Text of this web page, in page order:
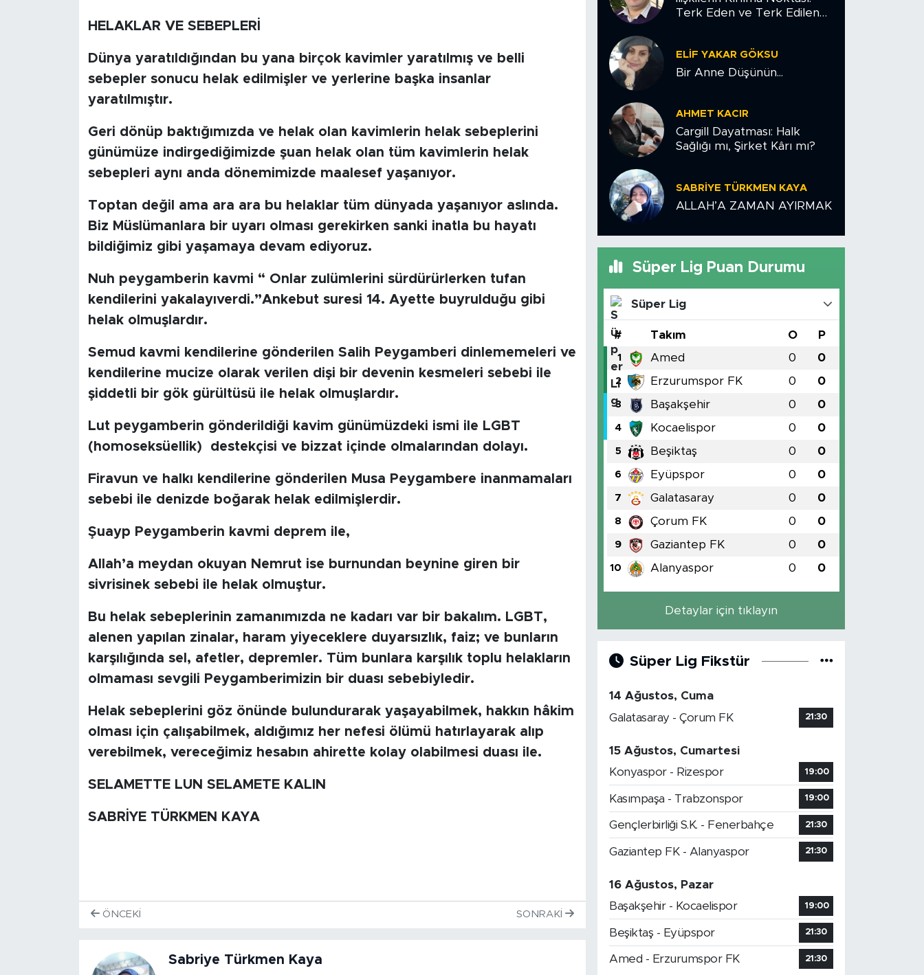
HELAKLAR VE SEBEPLERİ
Dünya yaratıldığından bu yana birçok kavimler yaratılmış ve belli
sebepler sonucu helak edilmişler ve yerlerine başka insanlar
yaratılmıştır.
Geri dönüp baktığımızda ve helak olan kavimlerin helak sebeplerini
günümüze indirgediğimizde şuan helak olan tüm kavimlerin helak
sebepleri aynı anda dönemimizde maalesef yaşanıyor.
Toptan değil ama ara ara bu helaklar tüm dünyada yaşanıyor aslında.
Biz Müslümanlara bir uyarı olması gerekirken sanki inatla bu hayatı
bildiğimiz gibi yaşamaya devam ediyoruz.
Nuh peygamberin kavmi “ Onlar zulümlerini sürdürürlerken tufan
kendilerini yakalayıverdi.”Ankebut suresi 14. Ayette buyrulduğu gibi
helak olmuşlardır.
Semud kavmi kendilerine gönderilen Salih Peygamberi dinlememeleri ve
kendilerine mucize olarak verilen dişi bir devenin kesmeleri sebebi ile
şiddetli bir gök gürültüsü ile helak olmuşlardır.
Lut peygamberin gönderildiği kavim günümüzdeki ismi ile LGBT
(homoseksüellik) destekçisi ve bizzat içinde olmalarından dolayı.
Firavun ve halkı kendilerine gönderilen Musa Peygambere inanmamaları
sebebi ile denizde boğarak helak edilmişlerdir.
Şuayp Peygamberin kavmi deprem ile,
Allah’a meydan okuyan Nemrut ise burnundan beynine giren bir
sivrisinek sebebi ile helak olmuştur.
Bu helak sebeplerinin zamanımızda ne kadarı var bir bakalım. LGBT,
alenen yapılan zinalar, haram yiyeceklere duyarsızlık, faiz; ve bunların
karşılığında sel, afetler, depremler. Tüm bunlara karşılık toplu helakların
olmaması sevgili Peygamberimizin bir duası sebebiyledir.
Helak sebeplerini göz önünde bulundurarak yaşayabilmek, hakkın hâkim
olması için çalışabilmek, aldığımız her nefesi ölümü hatırlayarak alıp
verebilmek, vereceğimiz hesabın ahirette kolay olabilmesi duası ile.
SELAMETTE LUN SELAMETE KALIN
SABRİYE TÜRKMEN KAYA
ÖNCEKI SONRAKI
Sabriye Türkmen Kaya
Terk Eden ve Terk Edilen
ELIF YAKAR GÖKSU
Bir Anne Düşünün...
AHMET KACIR
Cargill Dayatması: Halk
Sağlığı mı, Şirket Kârı mı?
SABRIYE TÜRKMEN KAYA
ALLAH’A ZAMAN AYIRMAK
Süper Lig Puan Durumu
Süper Lig
# Takım O P
1 Amed 0 0
2 Erzurumspor FK 0 0
3 Başakşehir 0 0
4 Kocaelispor 0 0
5 Beşiktaş 0 0
6 Eyüpspor 0 0
7 Galatasaray 0 0
8 Çorum FK 0 0
9 Gaziantep FK 0 0
10 Alanyaspor 0 0
Detaylar için tıklayın
Süper Lig Fikstür
14 Ağustos, Cuma
Galatasaray - Çorum FK
21:30
15 Ağustos, Cumartesi
Konyaspor - Rizespor
19:00
Kasımpaşa - Trabzonspor 19:00
Gençlerbirliği S.K. - Fenerbahçe 21:30
Gaziantep FK - Alanyaspor 21:30
16 Ağustos, Pazar
Başakşehir - Kocaelispor
19:00
Beşiktaş - Eyüpspor 21:30
Amed - Erzurumspor FK 21:30
BİLİM-TEKNOLOJİ
RÖPÖRTAJ
NOSTALJİ
YAZARLAR
EKONOMİ
KÜLTÜR SANAT
TARİHTEN GÜNÜMÜZE
SİYASET
MEDYA KÖŞESİ
FOTO GALERİ
ALINTI YAZARLAR
SOSYAL MEDYA